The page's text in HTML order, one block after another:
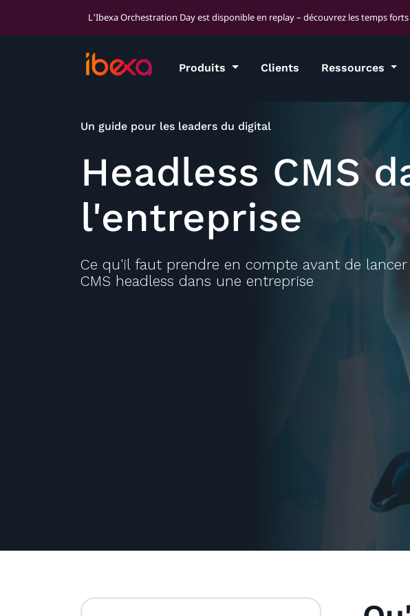
L'Ibexa Orchestration Day est disponible en replay – découvrez les temps
Produits Clients Ressources
Un guide pour les leaders du digital
Headless CMS
l'entreprise
Ce qu'il faut prendre en compte avant de
CMS headless dans une entreprise